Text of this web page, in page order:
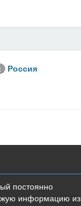
Россия
постоянно
информацию из